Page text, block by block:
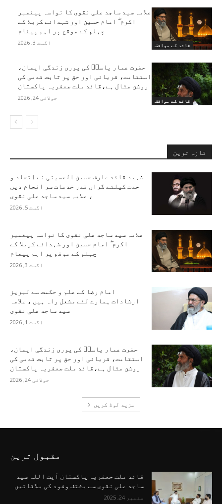
قائد کے مواقف
علامہ سید ساجد علی نقوی کا نواسہ پیغمبر
اکرم ۖ امام حسین اور شہدائے کربلا کے
چہلم کے موقع پر اہم پیغام
اگست 3, 2026
قائد کے مواقف
حضرت عمار یاسرؑ کی پوری زندگی ایمان،
استقامت، قربانی اور حق پر ثابت قدمی کی
روشن مثال ہے،قائد ملت جعفریہ پاکستان
جولائی 24, 2026
تازہ ترین
شہید قائد عارف حسین الحسینی نے اتحاد و
حدت کیلئے گراں قدر خدمات سر انجام دیں
، علامہ سید ساجد علی نقوی
اگست 5, 2026
علامہ سید ساجد علی نقوی کا نواسہ پیغمبر
اکرم ۖ امام حسین اور شہدائے کربلا کے
چہلم کے موقع پر اہم پیغام
اگست 3, 2026
امام رضا کے علم و حکمت سے لبریز
ارشادات ہمارے لئے مشعل راہ ہیں ، علامہ
سید ساجد علی نقوی
اگست 1, 2026
حضرت عمار یاسرؑ کی پوری زندگی ایمان،
استقامت، قربانی اور حق پر ثابت قدمی کی
روشن مثال ہے،قائد ملت جعفریہ پاکستان
جولائی 24, 2026
مزید لوڈ کریں
مقبول ترین
قائد ملت جعفریہ پاکستان آیت اللہ سید
ساجد علی نقوی سے مختف وفود کی ملاقاتیں
ستمبر 24, 2025